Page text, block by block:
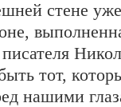
стене
тот,
нашими